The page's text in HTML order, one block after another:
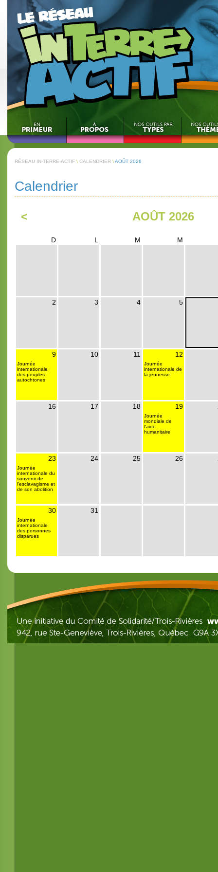
RÉSEAU IN-TERRE-ACTIF \ CALENDRIER \AOÛT 2026
Calendrier
< AOÛT 2026
D L M M
2 3 4 5
9
Journée
internationale
des peuples
autochtones
10 11 12
Journée
internationale de
la jeunesse
16 17 18 19
Journée
mondiale de
l'aide
humanitaire
23
Journée
internationale du
souvenir de
l'esclavagisme et
de son abolition
24 25 26
30
Journée
internationale
des personnes
disparues
31